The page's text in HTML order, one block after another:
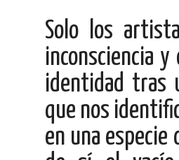
Solo los
inconsciencia
identidad tras
que nos
en una especie